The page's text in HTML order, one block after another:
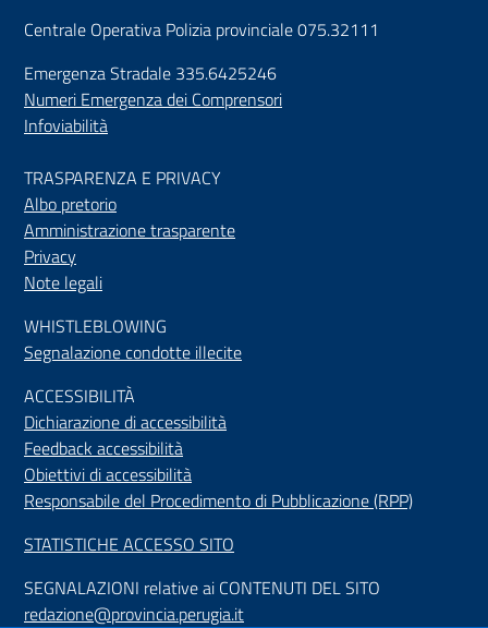
Centrale Operativa Polizia provinciale 075.32111
Emergenza Stradale 335.6425246
Numeri Emergenza dei Comprensori
Infoviabilità
TRASPARENZA E PRIVACY
Albo pretorio
Amministrazione trasparente
Privacy
Note legali
WHISTLEBLOWING
Segnalazione condotte illecite
ACCESSIBILITÀ
Dichiarazione di accessibilità
Feedback accessibilità
Obiettivi di accessibilità
Responsabile del Procedimento di Pubblicazione (RPP)
STATISTICHE ACCESSO SITO
SEGNALAZIONI relative ai CONTENUTI DEL SITO
redazione@provincia.perugia.it